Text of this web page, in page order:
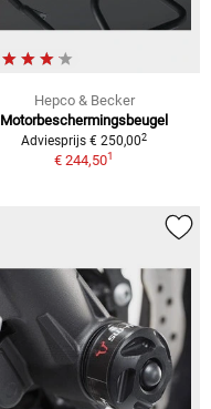
Hepco & Becker
Motorbeschermingsbeugel
Adviesprijs € 250,002
€ 244,501